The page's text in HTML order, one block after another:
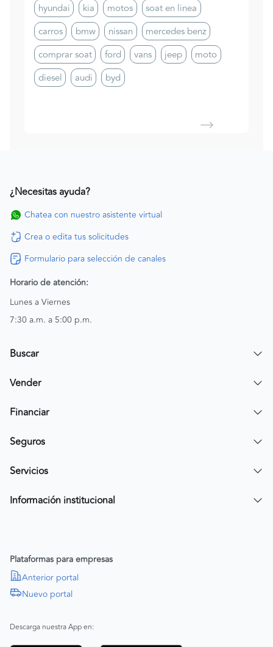
hyundai
kia motos
soat en linea
carros
bmw nissan
mercedes benz
comprar soat
ford vans jeep
moto
diesel
audi byd
¿Necesitas ayuda?
Chatea con nuestro asistente virtual
Crea o edita tus solicitudes
Formulario para selección de canales
Horario de atención:
Lunes a Viernes
7:30 a.m. a 5:00 p.m.
Buscar
Encuentra un carro
Vender
Publicar mi vehículo
Financiar
Simular crédito
Seguros
Compra tu SOAT
Servicios
Compra y Venta Segura
Información institucional
Política de Derechos Humanos
SAGRILAFT
Código de ética
Descarga nuestra App en:
Plataformas para empresas
Anterior portal
Nuevo portal